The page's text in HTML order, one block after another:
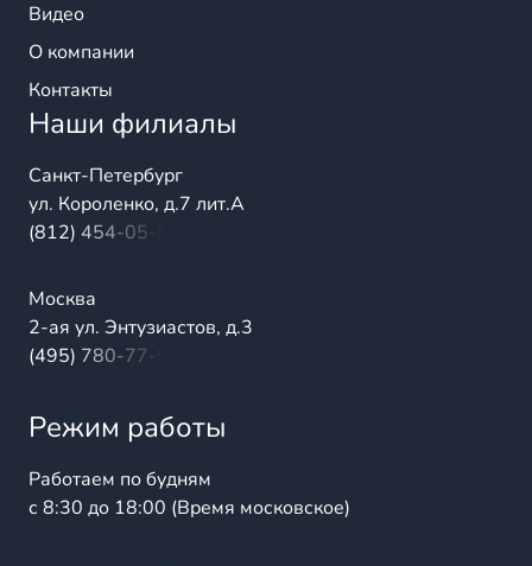
Видео
О компании
Контакты
Наши филиалы
Санкт-Петербург
ул. Короленко, д.7 лит.А
(812) 454-05-54
Москва
2-ая ул. Энтузиастов, д.3
(495) 780-77-98
Режим работы
Работаем по будням
с 8:30 до 18:00 (Время московское)